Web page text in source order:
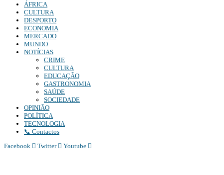
ÁFRICA
CULTURA
DESPORTO
ECONOMIA
MERCADO
MUNDO
NOTÍCIAS
CRIME
CULTURA
EDUCAÇÃO
GASTRONOMIA
SAÚDE
SOCIEDADE
OPINIÃO
POLÍTICA
TECNOLOGIA
📞 Contactos
Facebook
Twitter Youtube